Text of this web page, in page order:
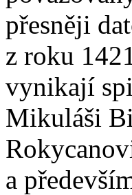
přesněji
z roku
vynikají
Mikuláši
a